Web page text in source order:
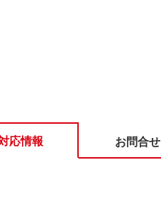
応情報 お問合せ